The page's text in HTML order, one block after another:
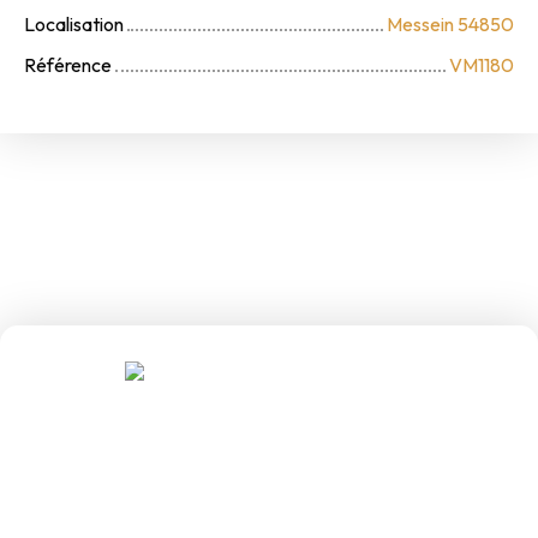
Localisation
Messein 54850
Référence
VM1180